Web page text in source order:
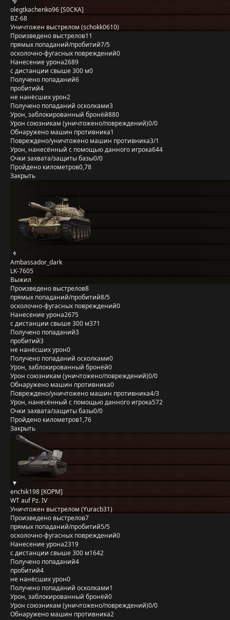
olegtkachenko96 [S0CKA]
BZ-68
Уничтожен выстрелом (schokk0610)
Произведено выстрелов11
прямых попаданий/пробитий7/5
осколочно-фугасных повреждений0
Нанесение урона2689
с дистанции свыше 300 м0
Получено попаданий6
пробитий4
не нанёсших урон2
Получено попаданий осколками3
Урон, заблокированный бронёй880
Урон союзникам (уничтожено/повреждений)0/0
Обнаружено машин противника1
Повреждено/уничтожено машин противника3/1
Урон, нанесённый с помощью данного игрока644
Очки захвата/защиты базы0/0
Пройдено километров0,78
Закрыть
Ambassador_dark
LK-7605
Выжил
Произведено выстрелов8
прямых попаданий/пробитий8/5
осколочно-фугасных повреждений0
Нанесение урона2675
с дистанции свыше 300 м371
Получено попаданий3
пробитий3
не нанёсших урон0
Получено попаданий осколками0
Урон, заблокированный бронёй0
Урон союзникам (уничтожено/повреждений)0/0
Обнаружено машин противника0
Повреждено/уничтожено машин противника4/3
Урон, нанесённый с помощью данного игрока572
Очки захвата/защиты базы0/0
Пройдено километров1,76
Закрыть
enchik198 [KOPM]
WT auf Pz. IV
Уничтожен выстрелом (Yuracb31)
Произведено выстрелов7
прямых попаданий/пробитий5/5
осколочно-фугасных повреждений0
Нанесение урона2319
с дистанции свыше 300 м1642
Получено попаданий4
пробитий4
не нанёсших урон0
Получено попаданий осколками1
Урон, заблокированный бронёй0
Урон союзникам (уничтожено/повреждений)0/0
Обнаружено машин противника2